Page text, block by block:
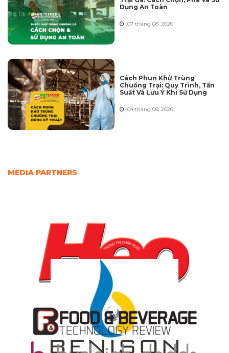
Dụng An Toàn
07 tháng 08. 2026
Cách Phun Khử Trùng
Chuồng Trại: Quy Trình, Tần
Suất Và Lưu Ý Khi Sử Dụng
04 tháng 08. 2026
MEDIA PARTNERS